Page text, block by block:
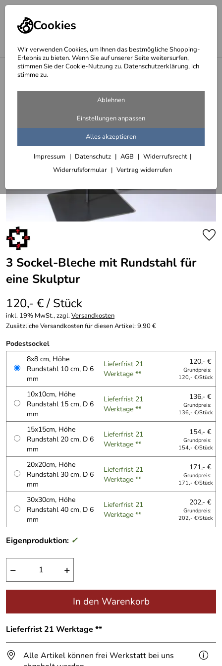
Cookies
Wir verwenden Cookies, um Ihnen das bestmögliche Shopping-
Erlebnis zu bieten. Wenn Sie auf unserer Seite weitersurfen,
stimmen Sie der Cookie-Nutzung zu. Datenschutzerklärung, ich
stimme zu.
Ablehnen
Einstellungen anpassen
Alles akzeptieren
Impressum Datenschutz AGB
Widerrufsrecht
Widerrufsformular
Vertrag widerrufen
Skulpturensockel aus eine Grundplatte mit Rundeisen
3 Sockel-Bleche mit Rundstahl für
eine Skulptur
120,- € / Stück
inkl. 19% MwSt., zzgl.Versandkosten
Zusätzliche Versandkosten für diesen Artikel: 9,90 €
Podestsockel
8x8 cm, Höhe
Rundstahl 10 cm, D 6
mm
Lieferfrist 21
Werktage **
120,- €
Grundpreis:
120,- €/Stück
10x10cm, Höhe
Rundstahl 15 cm, D 6
mm
Lieferfrist 21
Werktage **
136,- €
Grundpreis:
136,- €/Stück
15x15cm, Höhe
Rundstahl 20 cm, D 6
mm
Lieferfrist 21
Werktage **
154,- €
Grundpreis:
154,- €/Stück
20x20cm, Höhe
Rundstahl 30 cm, D 6
mm
Lieferfrist 21
Werktage **
171,- €
Grundpreis:
171,- €/Stück
30x30cm, Höhe
Rundstahl 40 cm, D 6
mm
Lieferfrist 21
Werktage **
202,- €
Grundpreis:
202,- €/Stück
Eigenproduktion: ✓
− +
In den Warenkorb
Lieferfrist 21 Werktage **
Alle Artikel können frei Werkstatt bei uns